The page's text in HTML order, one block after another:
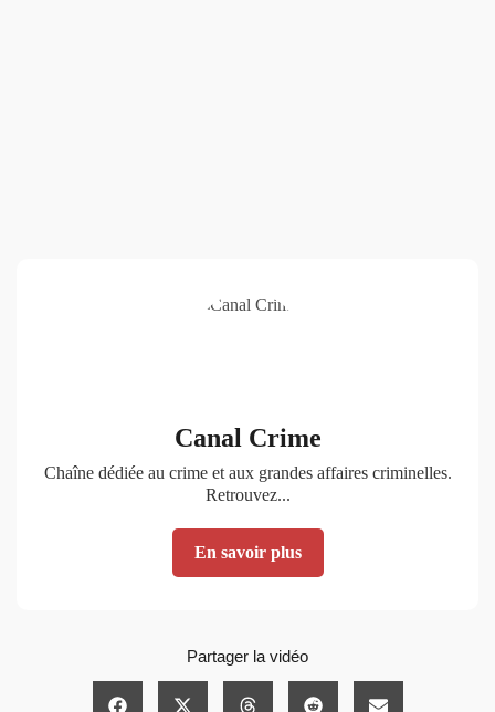
Canal Crime
Chaîne dédiée au crime et aux grandes affaires criminelles.
Retrouvez...
En savoir plus
Partager la vidéo